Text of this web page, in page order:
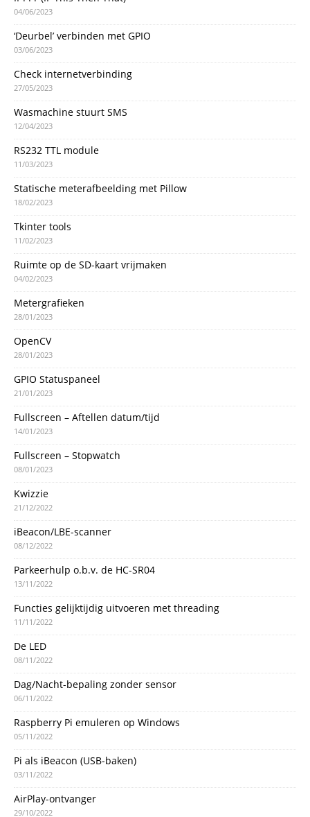
04/06/2023
‘Deurbel’ verbinden met GPIO
03/06/2023
Check internetverbinding
27/05/2023
Wasmachine stuurt SMS
12/04/2023
RS232 TTL module
11/03/2023
Statische meterafbeelding met Pillow
18/02/2023
Tkinter tools
11/02/2023
Ruimte op de SD-kaart vrijmaken
04/02/2023
Metergrafieken
28/01/2023
OpenCV
28/01/2023
GPIO Statuspaneel
21/01/2023
Fullscreen – Aftellen datum/tijd
14/01/2023
Fullscreen – Stopwatch
08/01/2023
Kwizzie
21/12/2022
iBeacon/LBE-scanner
08/12/2022
Parkeerhulp o.b.v. de HC-SR04
13/11/2022
Functies gelijktijdig uitvoeren met threading
11/11/2022
De LED
08/11/2022
Dag/Nacht-bepaling zonder sensor
06/11/2022
Raspberry Pi emuleren op Windows
05/11/2022
Pi als iBeacon (USB-baken)
03/11/2022
AirPlay-ontvanger
29/10/2022